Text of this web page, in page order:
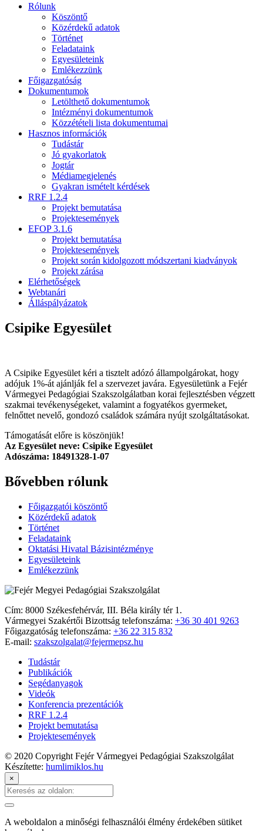
Rólunk
Köszöntő
Közérdekű adatok
Történet
Feladataink
Egyesületeink
Emlékezzünk
Főigazgatóság
Dokumentumok
Letölthető dokumentumok
Intézményi dokumentumok
Közzétételi lista dokumentumai
Hasznos információk
Tudástár
Jó gyakorlatok
Jogtár
Médiamegjelenés
Gyakran ismételt kérdések
RRF 1.2.4
Projekt bemutatása
Projektesemények
EFOP 3.1.6
Projekt bemutatása
Projektesemények
Projekt során kidolgozott módszertani kiadványok
Projekt zárása
Elérhetőségek
Webtanári
Álláspályázatok
Csipike Egyesület
A Csipike Egyesület kéri a tisztelt adózó állampolgárokat, hogy
adójuk 1%-át ajánlják fel a szervezet javára. Egyesületünk a Fejér
Vármegyei Pedagógiai Szakszolgálatban korai fejlesztésben végzett
szakmai tevékenységeket, valamint a fogyatékos gyermeket,
felnőttet nevelő, gondozó családok számára nyújt szolgáltatásokat.
Támogatását előre is köszönjük!
Az Egyesület neve: Csipike Egyesület
Adószáma: 18491328-1-07
Bővebben rólunk
Főigazgatói köszöntő
Közérdekű adatok
Történet
Feladataink
Oktatási Hivatal Bázisintézménye
Egyesületeink
Emlékezzünk
Cím: 8000 Székesfehérvár, III. Béla király tér 1.
Vármegyei Szakértői Bizottság telefonszáma: +36 30 401 9263
Főigazgatóság telefonszáma: +36 22 315 832
E-mail: szakszolgalat@fejermepsz.hu
Tudástár
Publikációk
Segédanyagok
Videók
Konferencia prezentációk
RRF 1.2.4
Projekt bemutatása
Projektesemények
© 2020 Copyright Fejér Vármegyei Pedagógiai Szakszolgálat
Készítette: humlimiklos.hu
×
A weboldalon a minőségi felhasználói élmény érdekében sütiket